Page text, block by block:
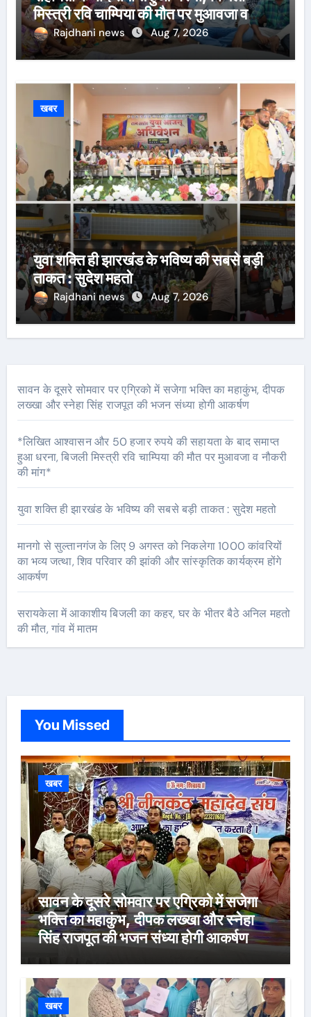
मिस्त्री रवि चाम्पिया की मौत पर मुआवजा व
नौकरी की मांग*
Rajdhani news Aug 7, 2026
खबर
युवा शक्ति ही झारखंड के भविष्य की सबसे बड़ी
ताकत : सुदेश महतो
Rajdhani news Aug 7, 2026
सावन के दूसरे सोमवार पर एग्रिको में सजेगा भक्ति का महाकुंभ, दीपक
लख्खा और स्नेहा सिंह राजपूत की भजन संध्या होगी आकर्षण
*लिखित आश्वासन और 50 हजार रुपये की सहायता के बाद समाप्त
हुआ धरना, बिजली मिस्त्री रवि चाम्पिया की मौत पर मुआवजा व नौकरी
की मांग*
युवा शक्ति ही झारखंड के भविष्य की सबसे बड़ी ताकत : सुदेश महतो
मानगो से सुल्तानगंज के लिए 9 अगस्त को निकलेगा 1000 कांवरियों
का भव्य जत्था, शिव परिवार की झांकी और सांस्कृतिक कार्यक्रम होंगे
आकर्षण
सरायकेला में आकाशीय बिजली का कहर, घर के भीतर बैठे अनिल महतो
की मौत, गांव में मातम
You Missed
खबर
सावन के दूसरे सोमवार पर एग्रिको में सजेगा
भक्ति का महाकुंभ, दीपक लख्खा और स्नेहा
सिंह राजपूत की भजन संध्या होगी आकर्षण
खबर